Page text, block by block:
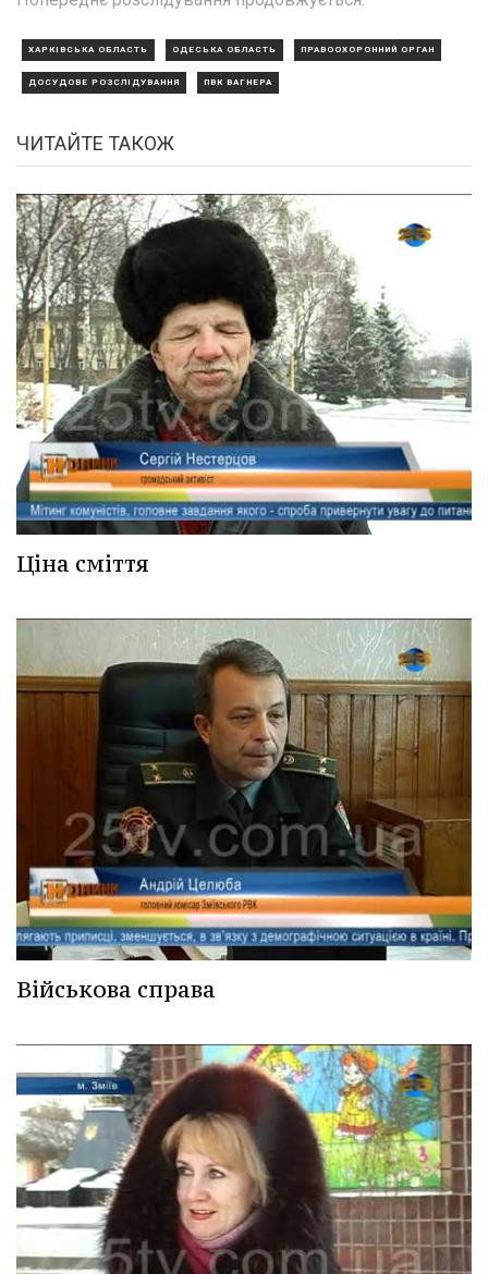
ХАРКІВСЬКА ОБЛАСТЬ ОДЕСЬКА ОБЛАСТЬ ПРАВООХОРОННИЙ ОРГАН
ДОСУДОВЕ РОЗСЛІДУВАННЯ ПВК ВАГНЕРА
ЧИТАЙТЕ ТАКОЖ
Ціна сміття
Військова справа